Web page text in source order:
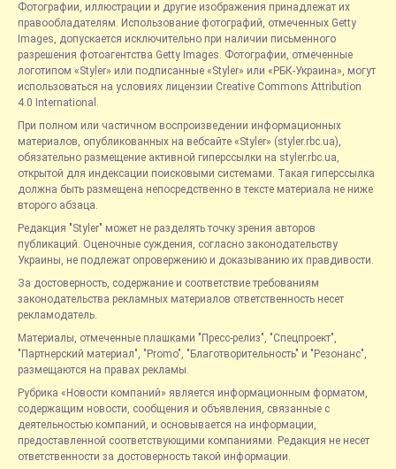
Фотографии, иллюстрации и другие изображения принадлежат их
правообладателям. Использование фотографий, отмеченных Getty
Images, допускается исключительно при наличии письменного
разрешения фотоагентства Getty Images. Фотографии, отмеченные
логотипом «Styler» или подписанные «Styler» или «РБК-Украина», могут
использоваться на условиях лицензии Creative Commons Attribution
4.0 International.
При полном или частичном воспроизведении информационных
материалов, опубликованных на вебсайте «Styler» (styler.rbc.ua),
обязательно размещение активной гиперссылки на styler.rbc.ua,
открытой для индексации поисковыми системами. Такая гиперссылка
должна быть размещена непосредственно в тексте материала не ниже
второго абзаца.
Редакция "Styler" может не разделять точку зрения авторов
публикаций. Оценочные суждения, согласно законодательству
Украины, не подлежат опровержению и доказыванию их правдивости.
За достоверность, содержание и соответствие требованиям
законодательства рекламных материалов ответственность несет
рекламодатель.
Материалы, отмеченные плашками "Пресс-релиз", "Спецпроект",
"Партнерский материал", "Promo", "Благотворительность" и "Резонанс",
размещаются на правах рекламы.
Рубрика «Новости компаний» является информационным форматом,
содержащим новости, сообщения и объявления, связанные с
деятельностью компаний, и основывается на информации,
предоставленной соответствующими компаниями. Редакция не несет
ответственности за достоверность такой информации.